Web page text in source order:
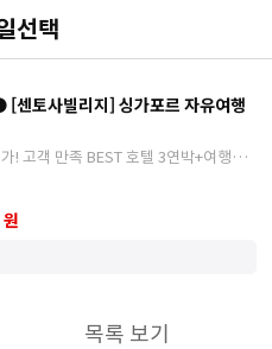
선택
토사빌리지] 싱가포르 자유여행
! 고객 만족 BEST 호텔 3연박+여행자
원
목록 보기